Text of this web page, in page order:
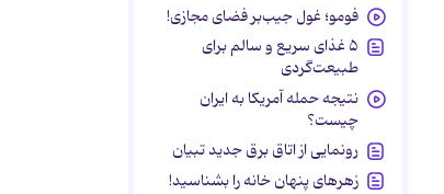
فومو؛ غول جیب‌بر فضای مجازی!
۵ غذای سریع و سالم برای
طبیعت‌گردی
نتیجه حمله آمریکا به ایران
چیست؟
رونمایی از اتاق برق جدید تبیان
زهرهای پنهان خانه را بشناسید!